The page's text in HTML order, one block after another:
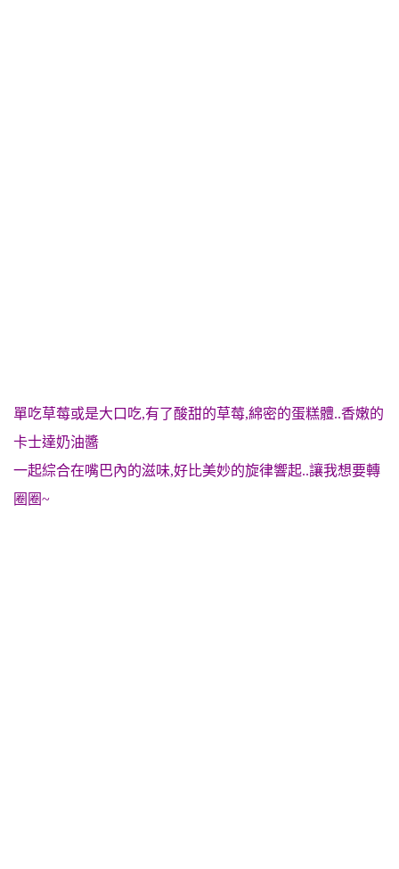
單吃草莓或是大口吃,有了酸甜的草莓,綿密的蛋糕體..香嫩的
卡士達奶油醬
一起綜合在嘴巴內的滋味,好比美妙的旋律響起..讓我想要轉
圈圈~